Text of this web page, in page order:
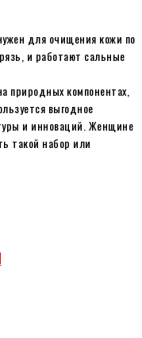
для очищения кожи по
и работают сальные
природных компонентах,
выгодное
и инноваций. Женщине
такой набор или